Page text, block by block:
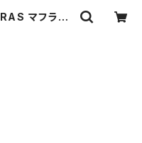
マフラー